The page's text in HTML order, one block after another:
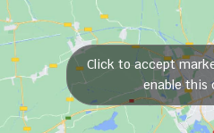
Click to accept
enable this